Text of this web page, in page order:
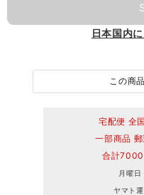
日本国内
この商
宅配便 全
一部商品
合計7000
月曜日
ヤマト